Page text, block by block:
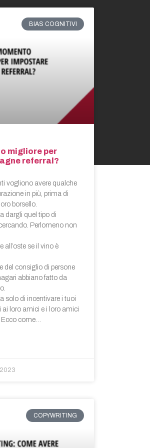
BIAS COGNITIVI
migliore per
referral?
vogliono avere qualche
in più, prima di
borsello.
dargli quel tipo di
Perlomeno non
all’oste se il vino è
del consiglio di persone
abbiano fatto da
solo di incentivare i tuoi
loro amici e i loro amici
come…
COPYWRITING